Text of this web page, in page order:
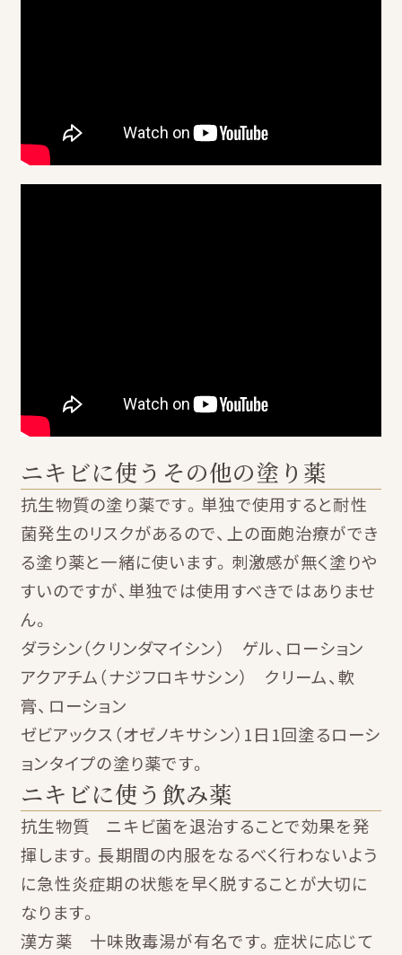
ニキビに使うその他の塗り薬
抗生物質の塗り薬です。単独で使用すると耐性
菌発生のリスクがあるので、上の面皰治療ができ
る塗り薬と一緒に使います。刺激感が無く塗りや
すいのですが、単独では使用すべきではありませ
ん。
ダラシン（クリンダマイシン） ゲル、ローション
アクアチム（ナジフロキサシン） クリーム、軟
膏、ローション
ゼビアックス（オゼノキサシン）1日1回塗るローシ
ョンタイプの塗り薬です。
ニキビに使う飲み薬
抗生物質 ニキビ菌を退治することで効果を発
揮します。長期間の内服をなるべく行わないよう
に急性炎症期の状態を早く脱することが大切に
なります。
漢方薬 十味敗毒湯が有名です。症状に応じて